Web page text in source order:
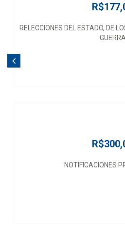
RELECCIONES DEL ESTADO, DE
GUERRA
NOTIFICACIONES